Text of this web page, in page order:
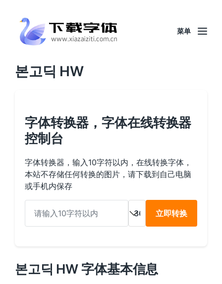
菜单
본고딕 HW
字体转换器，字体在线转换器
控制台
字体转换器，输入10字符以内，在线转换字体，
本站不存储任何转换的图片，请下载到自己电脑
或手机内保存
立即转换
본고딕 HW 字体基本信息